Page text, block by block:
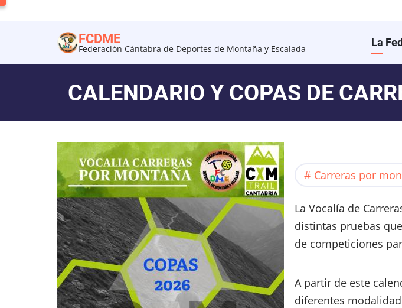
contenido
principal
FCDME
Federación Cántabra de Deportes de Montaña y Escalada
Main
La
CALENDARIO Y COPAS DE
Carreras por
La Vocalía de
distintas pruebas
de competiciones
A partir de este
diferentes